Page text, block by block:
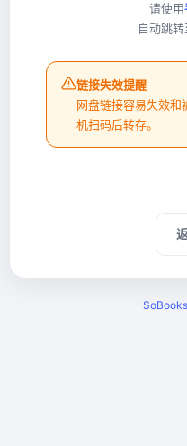
请使用
自动跳
链接失效提醒
网盘链接容易失效和
机扫码后转存。
SoBooks